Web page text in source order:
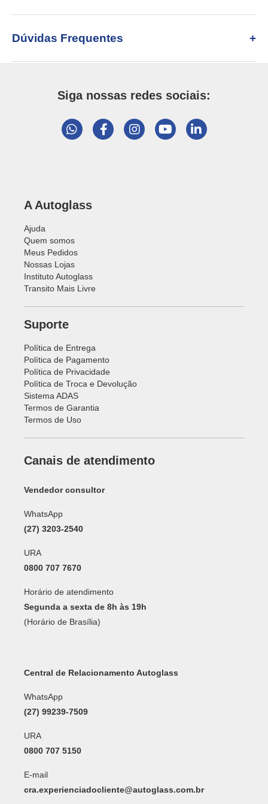
Dúvidas Frequentes
Siga nossas redes sociais:
A Autoglass
Ajuda
Quem somos
Meus Pedidos
Nossas Lojas
Instituto Autoglass
Transito Mais Livre
Suporte
Política de Entrega
Política de Pagamento
Política de Privacidade
Política de Troca e Devolução
Sistema ADAS
Termos de Garantia
Termos de Uso
Canais de atendimento
Vendedor consultor
WhatsApp
(27) 3203-2540
URA
0800 707 7670
Horário de atendimento
Segunda a sexta de 8h às 19h
(Horário de Brasília)
Central de Relacionamento Autoglass
WhatsApp
(27) 99239-7509
URA
0800 707 5150
E-mail
cra.experienciadocliente@autoglass.com.br